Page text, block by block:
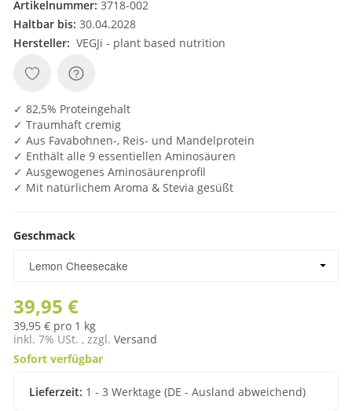
Artikelnummer: 3718-002
Haltbar bis: 30.04.2028
Hersteller: VEGJi - plant based nutrition
✓ 82,5% Proteingehalt
✓ Traumhaft cremig
✓ Aus Favabohnen-, Reis- und Mandelprotein
✓ Enthält alle 9 essentiellen Aminosäuren
✓ Ausgewogenes Aminosäurenprofil
✓ Mit natürlichem Aroma & Stevia gesüßt
Geschmack
Lemon Cheesecake
39,95 €
39,95 € pro 1 kg
inkl. 7% USt. , zzgl. Versand
Sofort verfügbar
Lieferzeit: 1 - 3 Werktage(DE - Ausland abweichend)